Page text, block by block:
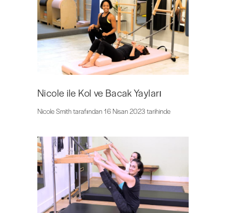
Nicole ile Kol ve Bacak Yayları
Nicole Smith tarafından 16 Nisan 2023 tarihinde